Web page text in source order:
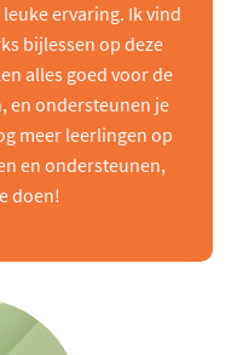
ervaring. Ik vind
bijlessen op deze
alles goed voor de
en ondersteunen je
meer leerlingen op
en ondersteunen,
doen!